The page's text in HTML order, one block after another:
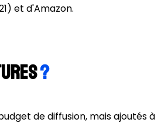
et d'Amazon.
?
de diffusion, mais ajoutés à